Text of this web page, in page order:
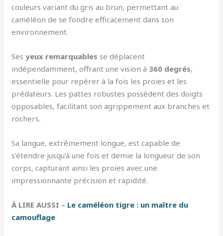
couleurs variant du gris au brun, permettant au
caméléon de se fondre efficacement dans son
environnement.
Sesyeux remarquables se déplacent
indépendamment, offrant une vision à 360 degrés,
essentielle pour repérer à la fois les proies et les
prédateurs. Les pattes robustes possèdent des doigts
opposables, facilitant son agrippement aux branches et
rochers.
Sa langue, extrêmement longue, est capable de
s’étendre jusqu’à une fois et demie la longueur de son
corps, capturant ainsi les proies avec une
impressionnante précision et rapidité.
À LIRE AUSSI – Le caméléon tigre : un maître du
camouflage